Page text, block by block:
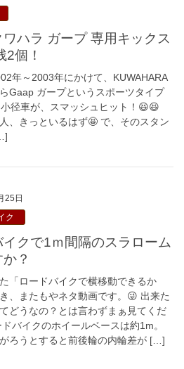
2個！
年～2003年にかけて、KUWAHARA
Gaap ガープというスポーツタイプ
径車が、スマッシュヒット！😆😆
、きっといるはず🤩 で、そのスタン
25日
ク
？
「ロードバイクで横移動できるか
、またもやネタ動画です。😜 出来た
どうなの？とは言わずまぁ見てくだ
バイクのホイールベースは約1m。
ろうとすると前後輪の内輪差が […]